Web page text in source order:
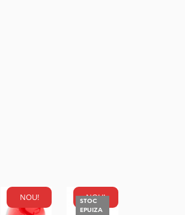
NOU! NOU!
STOC
EPUIZA